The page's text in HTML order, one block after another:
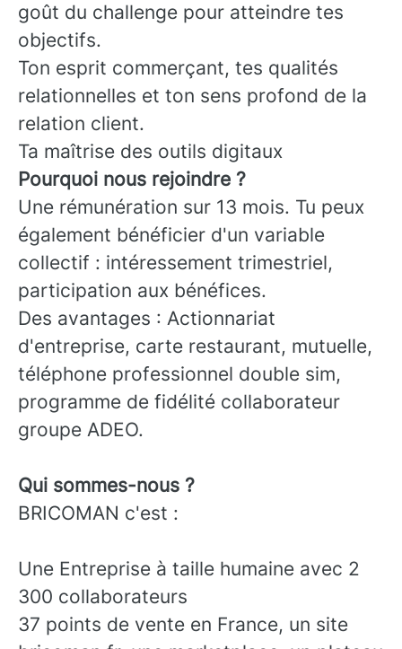
goût du challenge pour atteindre tes
objectifs.
Ton esprit commerçant, tes qualités
relationnelles et ton sens profond de la
relation client.
Ta maîtrise des outils digitaux
Pourquoi nous rejoindre ?
Une rémunération sur 13 mois. Tu peux
également bénéficier d'un variable
collectif : intéressement trimestriel,
participation aux bénéfices.
Des avantages : Actionnariat
d'entreprise, carte restaurant, mutuelle,
téléphone professionnel double sim,
programme de fidélité collaborateur
groupe ADEO.
Qui sommes-nous ?
BRICOMAN c'est :
Une Entreprise à taille humaine avec 2
300 collaborateurs
37 points de vente en France, un site